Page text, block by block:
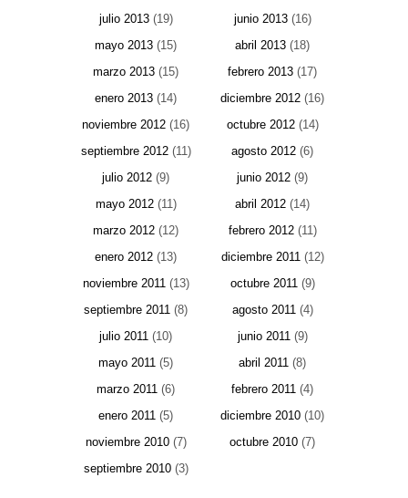
julio 2013(19) junio 2013(16)
mayo 2013 (15) abril 2013 (18)
marzo 2013 (15) febrero 2013 (17)
enero 2013 (14) diciembre 2012 (16)
noviembre 2012 (16) octubre 2012(14)
septiembre 2012(11) agosto 2012 (6)
julio 2012 (9) junio 2012 (9)
mayo 2012(11) abril 2012 (14)
marzo 2012 (12) febrero 2012(11)
enero 2012 (13) diciembre 2011(12)
noviembre 2011(13) octubre 2011(9)
septiembre 2011 (8) agosto 2011(4)
julio 2011 (10) junio 2011(9)
mayo 2011 (5) abril 2011 (8)
marzo 2011 (6) febrero 2011 (4)
enero 2011 (5) diciembre 2010 (10)
noviembre 2010(7) octubre 2010 (7)
septiembre 2010(3)